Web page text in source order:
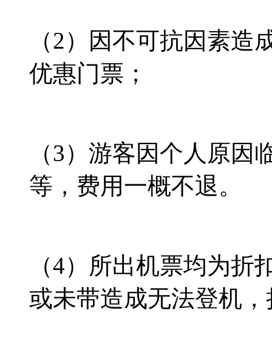
（2）因不可抗因素
优惠门票；
（3）游客因个人原
等，费用一概不退。
（4）所出机票均为
或未带造成无法登机